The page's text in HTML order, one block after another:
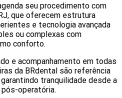
seu procedimento com
que oferecem estrutura
e tecnologia avançada
ou complexas com
conforto.
e acompanhamento em todas
da BRdental são referência
tranquilidade desde a
pós-operatória.